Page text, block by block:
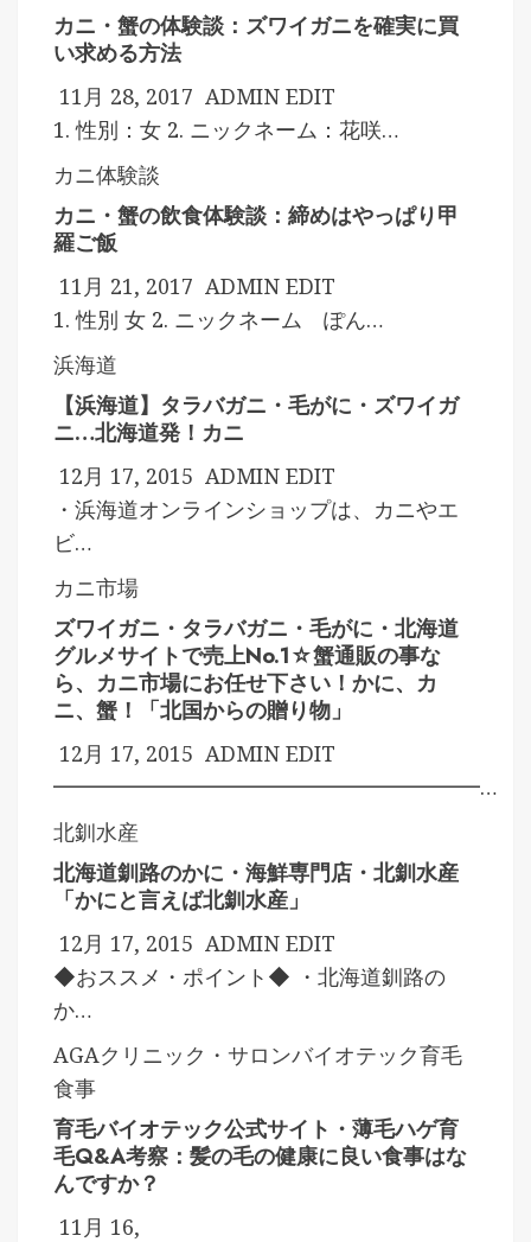
カニ・蟹の体験談：ズワイガニを確実に買
い求める方法
11月 28, 2017 ADMIN EDIT
1. 性別：女 2. ニックネーム：花咲…
カニ体験談
カニ・蟹の飲食体験談：締めはやっぱり甲
羅ご飯
11月 21, 2017 ADMIN EDIT
1. 性別 女 2. ニックネーム ぽん…
浜海道
【浜海道】タラバガニ・毛がに・ズワイガ
ニ…北海道発！カニ
12月 17, 2015 ADMIN EDIT
・浜海道オンラインショップは、カニやエ
ビ…
カニ市場
ズワイガニ・タラバガニ・毛がに・北海道
グルメサイトで売上No.1☆蟹通販の事な
ら、カニ市場にお任せ下さい！かに、カ
ニ、蟹！「北国からの贈り物」
12月 17, 2015 ADMIN EDIT
━━━━━━━━━━━━━━━━━━━━…
北釧水産
北海道釧路のかに・海鮮専門店・北釧水産
「かにと言えば北釧水産」
12月 17, 2015 ADMIN EDIT
◆おススメ・ポイント◆ ・北海道釧路の
か…
AGAクリニック・サロンバイオテック育毛
食事
育毛バイオテック公式サイト・薄毛ハゲ育
毛Q&A考察：髪の毛の健康に良い食事はな
んですか？
11月 16,